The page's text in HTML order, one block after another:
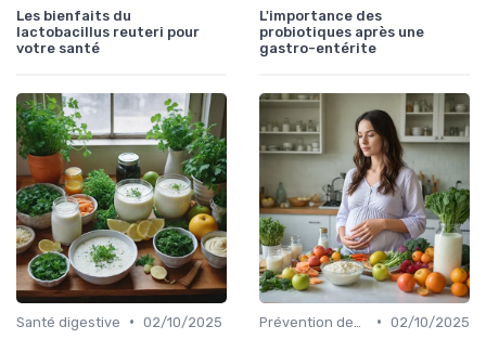
Les bienfaits du
lactobacillus reuteri pour
votre santé
L'importance des
probiotiques après une
gastro-entérite
Santé digestive • 02/10/2025
• 02/10/2025